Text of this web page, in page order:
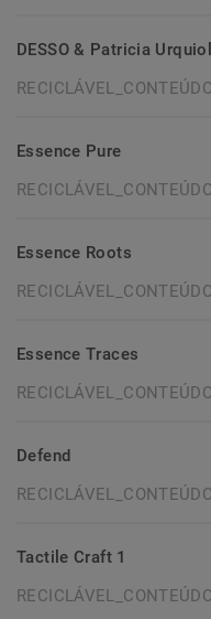
DESSO & Patricia
Essence Pure
Essence Roots
Essence Traces
Defend
Tactile Craft 1